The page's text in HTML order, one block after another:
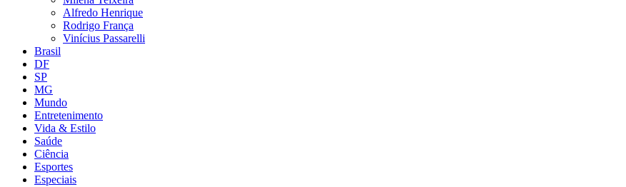
Alfredo Henrique
Rodrigo França
Vinícius Passarelli
Brasil
DF
SP
MG
Mundo
Entretenimento
Vida & Estilo
Saúde
Ciência
Esportes
Especiais